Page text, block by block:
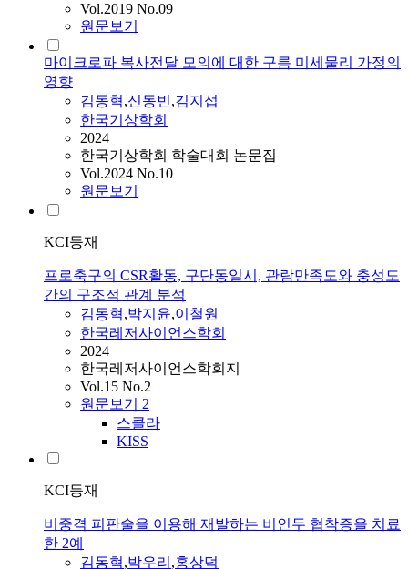
Vol.2019 No.09
원문보기
마이크로파 복사전달 모의에 대한 구름 미세물리 가정의
영향
김동혁,신동빈,김지섭
한국기상학회
2024
한국기상학회 학술대회 논문집
Vol.2024 No.10
원문보기
KCI등재
프로축구의 CSR활동, 구단동일시, 관람만족도와 충성도
간의 구조적 관계 분석
김동혁,박지윤,이철원
한국레저사이언스학회
2024
한국레저사이언스학회지
Vol.15 No.2
원문보기 2
스콜라
KISS
KCI등재
비중격 피판술을 이용해 재발하는 비인두 협착증을 치료
한 2예
김동혁,박우리 ,홍상덕